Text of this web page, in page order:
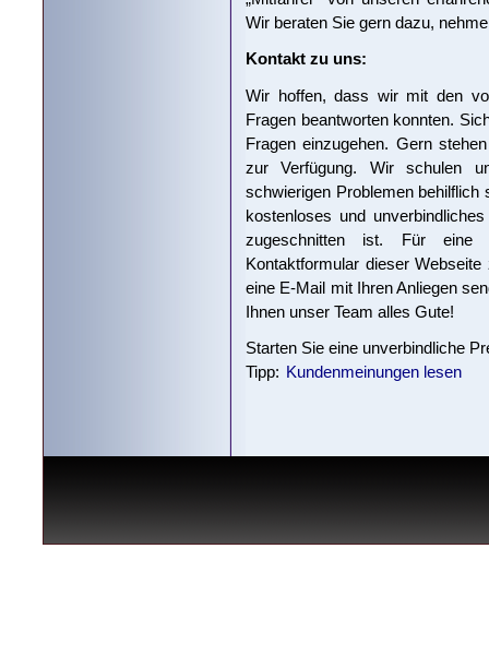
Wir beraten Sie gern dazu,
Kontakt zu uns:
Wir hoffen, dass wir mit den
Fragen beantworten konnten.
Fragen einzugehen. Gern
zur Verfügung. Wir schulen
schwierigen Problemen behilflich
kostenloses und
zugeschnitten ist. Für eine
Kontaktformular dieser
eine E-Mail mit Ihren Anliegen
Ihnen unser Team alles Gute!
Starten Sie eine unverbindliche
Tipp: Kundenmeinungen lesen